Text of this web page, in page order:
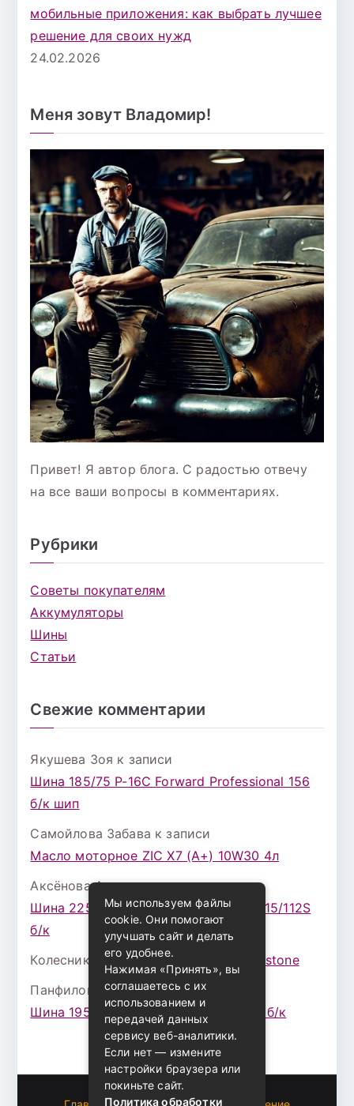
мобильные приложения: как выбрать лучшее
решение для своих нужд
24.02.2026
Меня зовут Владомир!
Привет! Я автор блога. С радостью отвечу
на все ваши вопросы в комментариях.
Рубрики
Советы покупателям
Аккумуляторы
Шины
Статьи
Свежие комментарии
Якушева Зоя к записи
Шина 185/75 Р-16С Forward Professional 156
б/к шип
Самойлова Забава к записи
Масло моторное ZIC X7 (A+) 10W30 4л
Аксёнова Адельк записи
Шина 225/75 Р-16 Nokian Rotiva HT 115/112S
б/к
Колесникова Аурикак записи
Bridgestone
Панфилова Лирак записи
Шина 195/65 Р-15 Hankook K435 91Т б/к
Мы используем файлы
cookie. Они помогают
улучшать сайт и делать
его удобнее.
Нажимая «Принять», вы
соглашаетесь с их
использованием и
передачей данных
сервису веб-аналитики.
Если нет — измените
настройки браузера или
покиньте сайт.
Политика обработки